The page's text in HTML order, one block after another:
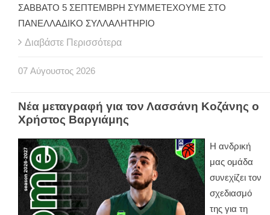
ΣΑΒΒΑΤΟ 5 ΣΕΠΤΕΜΒΡΗ ΣΥΜΜΕΤΕΧΟΥΜΕ ΣΤΟ
ΠΑΝΕΛΛΑΔΙΚΟ ΣΥΛΛΑΛΗΤΗΡΙΟ
Διαβάστε Περισσότερα
07 Αύγουστος 2026
Νέα μεταγραφή για τον Λασσάνη Κοζάνης ο
Χρήστος Βαργιάμης
Η ανδρική
μας ομάδα
συνεχίζει τον
σχεδιασμό
της για τη